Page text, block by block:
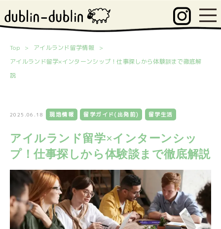
Top
アイルランド留学情報
アイルランド留学×インターンシップ！仕事探しから体験談まで徹底解
説
2025.06.18 現地情報 留学ガイド(出発前) 留学生活
アイルランド留学×インターンシッ
プ！仕事探しから体験談まで徹底解説